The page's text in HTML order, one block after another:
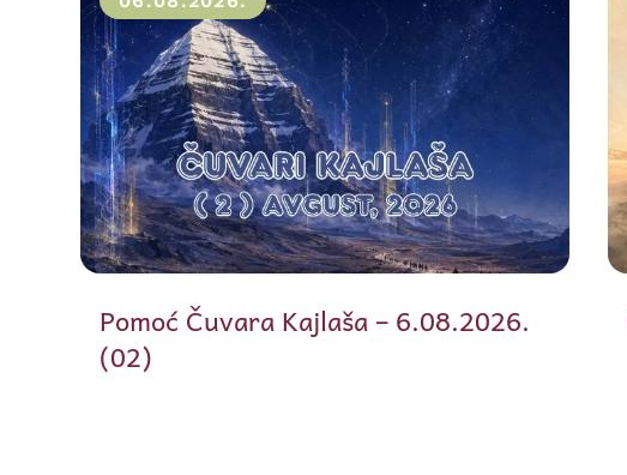
Pomoć Čuvara Kajlaša – 6.08.2026.
(02)